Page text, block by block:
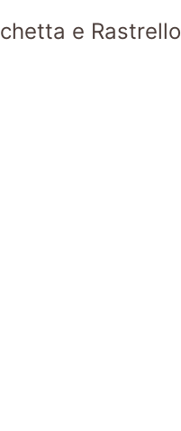
e Rastrello